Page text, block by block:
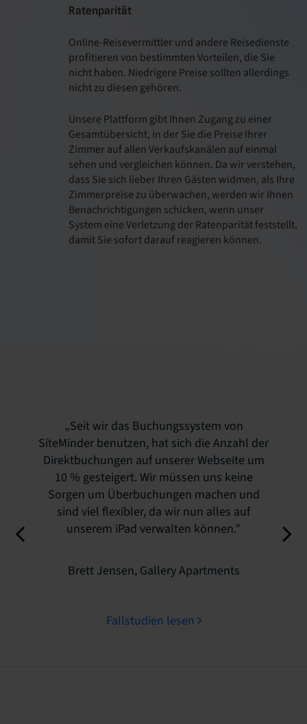
Ratenparität
Online-Reisevermittler und andere Reisedienste
profitieren von bestimmten Vorteilen, die Sie
nicht haben. Niedrigere Preise sollten allerdings
nicht zu diesen gehören.
Unsere Plattform gibt Ihnen Zugang zu einer
Gesamtübersicht, in der Sie die Preise Ihrer
Zimmer auf allen Verkaufskanälen auf einmal
sehen und vergleichen können. Da wir verstehen,
dass Sie sich lieber Ihren Gästen widmen, als Ihre
Zimmerpreise zu überwachen, werden wir Ihnen
Benachrichtigungen schicken, wenn unser
System eine Verletzung der Ratenparität feststellt,
damit Sie sofort darauf reagieren können.
„Seit wir das Buchungssystem von
SiteMinder benutzen, hat sich die Anzahl der
Direktbuchungen auf unserer Webseite um
10 % gesteigert. Wir müssen uns keine
Sorgen um Überbuchungen machen und
sind viel flexibler, da wir nun alles auf
unserem iPad verwalten können.”
Brett Jensen, Gallery Apartments
Fallstudien lesen